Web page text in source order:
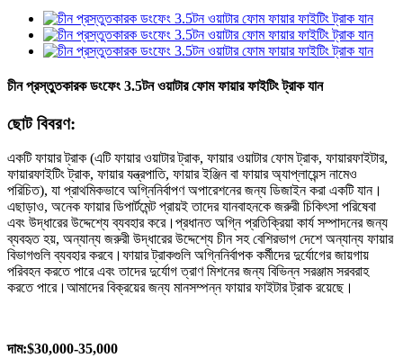
চীন প্রস্তুতকারক ডংফেং 3.5টন ওয়াটার ফোম ফায়ার ফাইটিং ট্রাক যান
ছোট বিবরণ:
একটি ফায়ার ট্রাক (এটি ফায়ার ওয়াটার ট্রাক, ফায়ার ওয়াটার ফোম ট্রাক, ফায়ারফাইটার,
ফায়ারফাইটিং ট্রাক, ফায়ার যন্ত্রপাতি, ফায়ার ইঞ্জিন বা ফায়ার অ্যাপ্লায়েন্স নামেও
পরিচিত), যা প্রাথমিকভাবে অগ্নিনির্বাপণ অপারেশনের জন্য ডিজাইন করা একটি যান।
এছাড়াও, অনেক ফায়ার ডিপার্টমেন্ট প্রায়ই তাদের যানবাহনকে জরুরী চিকিৎসা পরিষেবা
এবং উদ্ধারের উদ্দেশ্যে ব্যবহার করে।প্রধানত অগ্নি প্রতিক্রিয়া কার্য সম্পাদনের জন্য
ব্যবহৃত হয়, অন্যান্য জরুরী উদ্ধারের উদ্দেশ্যে চীন সহ বেশিরভাগ দেশে অন্যান্য ফায়ার
বিভাগগুলি ব্যবহার করবে।ফায়ার ট্রাকগুলি অগ্নিনির্বাপক কর্মীদের দুর্যোগের জায়গায়
পরিবহন করতে পারে এবং তাদের দুর্যোগ ত্রাণ মিশনের জন্য বিভিন্ন সরঞ্জাম সরবরাহ
করতে পারে।আমাদের বিক্রয়ের জন্য মানসম্পন্ন ফায়ার ফাইটার ট্রাক রয়েছে।
দাম:$30,000-35,000